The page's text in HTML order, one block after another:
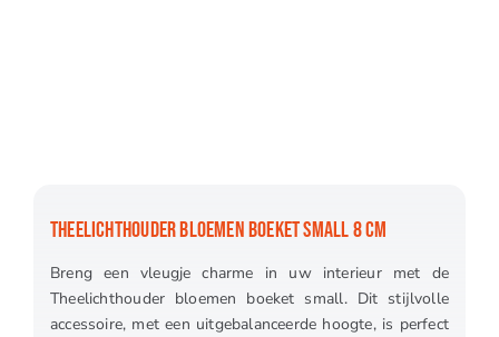
THEELICHTHOUDER BLOEMEN BOEKET SMALL 8 CM
Breng een vleugje charme in uw interieur met de
Theelichthouder bloemen boeket small. Dit stijlvolle
accessoire, met een uitgebalanceerde hoogte, is perfect